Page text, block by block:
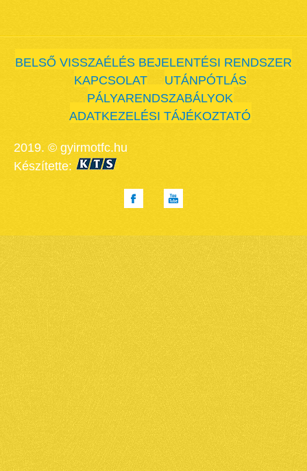
BELSŐ VISSZAÉLÉS BEJELENTÉSI RENDSZER
KAPCSOLAT
UTÁNPÓTLÁS
PÁLYARENDSZABÁLYOK
ADATKEZELÉSI TÁJÉKOZTATÓ
2019. © gyirmotfc.hu
Készítette: